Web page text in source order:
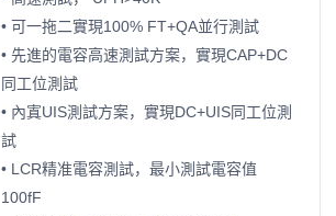
• 可一拖二實現100% FT+QA並行測試
• 先進的電容高速測試方案，實現CAP+DC
同工位測試
• 內寘UIS測試方案，實現DC+UIS同工位測
試
• LCR精准電容測試，最小測試電容值
100fF